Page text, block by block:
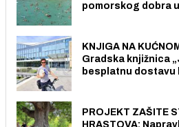
pomorskog dobra
KNJIGA NA
Gradska knjižnica
besplatnu dostavu
PROJEKT ZAŠITE
HRASTOVA: